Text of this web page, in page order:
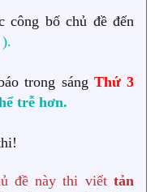
bố chủ đề đến
).
trong sáng Thứ 3
trễ hơn.
đề này thi viết tản